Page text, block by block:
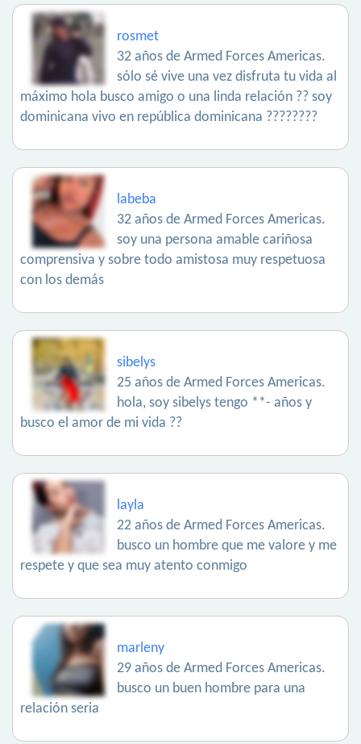
rosmet
32 años de Armed Forces Americas.
sólo sé vive una vez disfruta tu vida al
máximo hola busco amigo o una linda relación ?? soy
dominicana vivo en república dominicana ????????
labeba
32 años de Armed Forces Americas.
soy una persona amable cariñosa
comprensiva y sobre todo amistosa muy respetuosa
con los demás
sibelys
25 años de Armed Forces Americas.
hola, soy sibelys tengo **- años y
busco el amor de mi vida ??
layla
22 años de Armed Forces Americas.
busco un hombre que me valore y me
respete y que sea muy atento conmigo
marleny
29 años de Armed Forces Americas.
busco un buen hombre para una
relación seria